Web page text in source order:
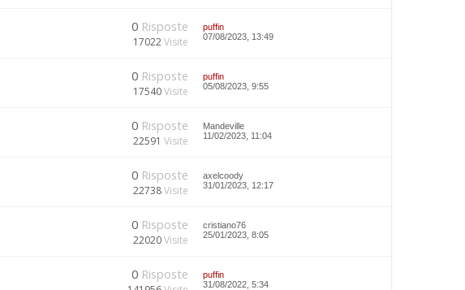
0 Risposte
17022Visite
puffin
07/08/2023, 13:49
0 Risposte
17540Visite
puffin
05/08/2023, 9:55
0 Risposte
22591 Visite
Mandeville
11/02/2023, 11:04
0 Risposte
22738Visite
axelcoody
31/01/2023, 12:17
0 Risposte
22020Visite
cristiano76
25/01/2023, 8:05
0 Risposte
puffin
31/08/2022, 5:34